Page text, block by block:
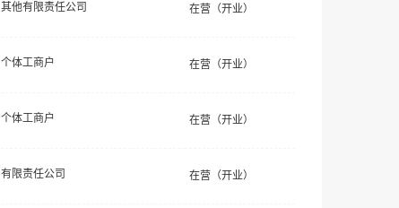
其他有限责任公司 在营（开业）
个体工商户 在营（开业）
个体工商户 在营（开业）
有限责任公司 在营（开业）